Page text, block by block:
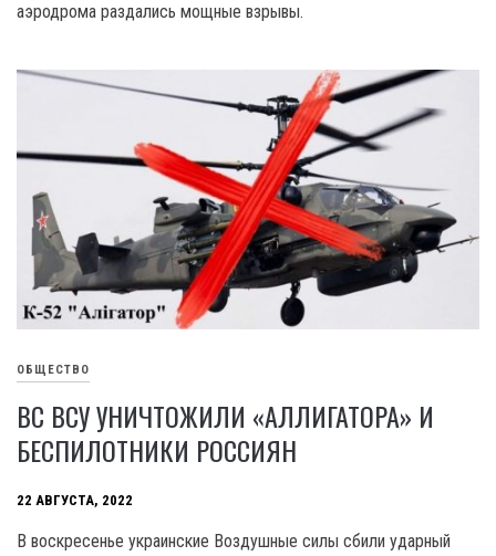
аэродрома раздались мощные взрывы.
ОБЩЕСТВО
ВС ВСУ УНИЧТОЖИЛИ «АЛЛИГАТОРА» И
БЕСПИЛОТНИКИ РОССИЯН
22 АВГУСТА, 2022
В воскресенье украинские Воздушные силы сбили ударный